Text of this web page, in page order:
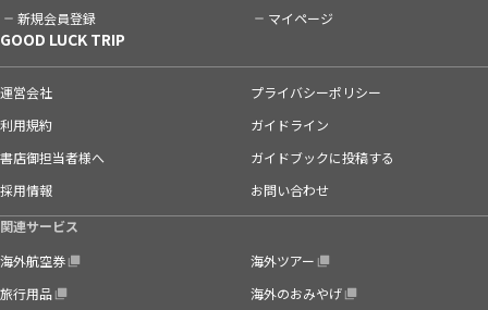
新規会員登録 マイページ
GOOD LUCK TRIP
運営会社
プライバシーポリシー
利用規約
ガイドライン
書店御担当者様へ
ガイドブックに投稿する
採用情報
お問い合わせ
関連サービス
海外航空券
海外ツアー
旅行用品
海外のおみやげ